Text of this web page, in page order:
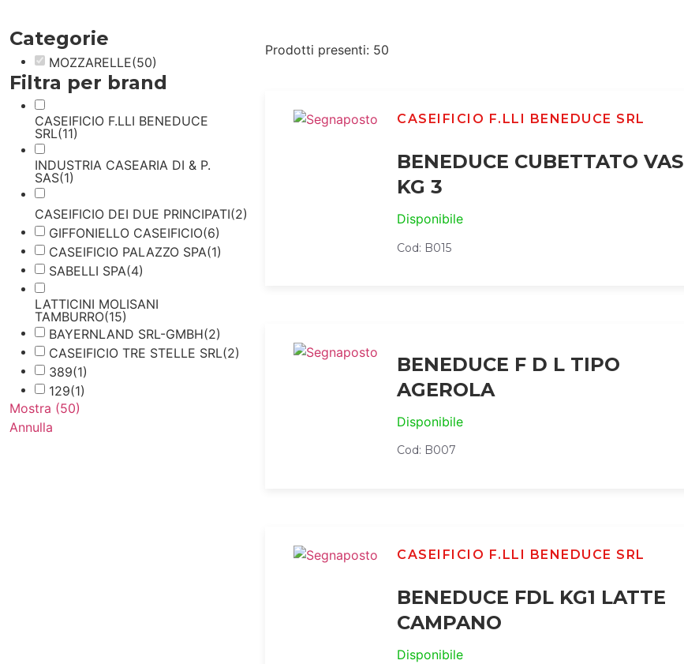
Categorie
MOZZARELLE(50)
Filtra per brand
CASEIFICIO F.LLI BENEDUCE
SRL(11)
INDUSTRIA CASEARIA DI & P.
SAS(1)
CASEIFICIO DEI DUE PRINCIPATI(2)
GIFFONIELLO CASEIFICIO(6)
CASEIFICIO PALAZZO SPA(1)
SABELLI SPA(4)
LATTICINI MOLISANI
TAMBURRO(15)
BAYERNLAND SRL-GMBH(2)
CASEIFICIO TRE STELLE SRL(2)
389(1)
129(1)
Mostra (50)
Annulla
Prodotti presenti: 50
CASEIFICIO F.LLI BENEDUCE SRL
BENEDUCE CUBETTATO VAS
KG 3
Disponibile
Cod: B015
BENEDUCE F D L TIPO
AGEROLA
Disponibile
Cod: B007
CASEIFICIO F.LLI BENEDUCE SRL
BENEDUCE FDL KG1 LATTE
CAMPANO
Disponibile